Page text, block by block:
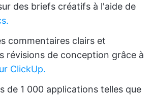
des briefs créatifs à l'aide de
commentaires clairs et
révisions de conception grâce à
ClickUp.
de 1 000 applications telles que